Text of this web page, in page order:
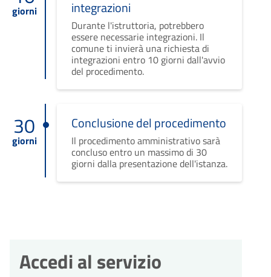
giorni integrazioni
Durante l'istruttoria, potrebbero
essere necessarie integrazioni. Il
comune ti invierà una richiesta di
integrazioni entro 10 giorni dall'avvio
del procedimento.
30
giorni
Conclusione del procedimento
Il procedimento amministrativo sarà
concluso entro un massimo di 30
giorni dalla presentazione dell'istanza.
Accedi al servizio